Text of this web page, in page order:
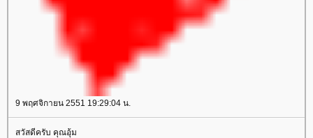
9 พฤศจิกายน 2551 19:29:04 น.
สวัสดีครับ คุณอุ้ม